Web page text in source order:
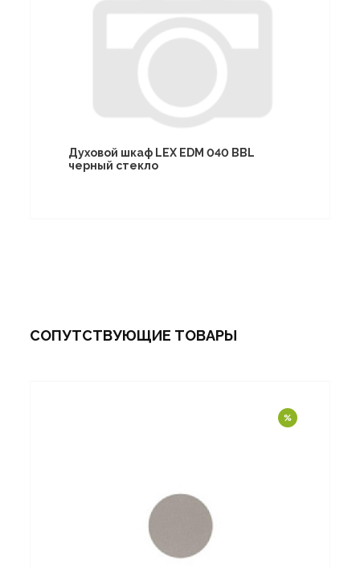
Духовой шкаф LEX EDM 040 BBL
черный стекло
СОПУТСТВУЮЩИЕ ТОВАРЫ